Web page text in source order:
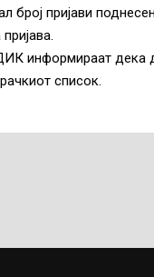
број пријави
информираат дека
список.